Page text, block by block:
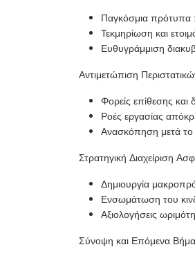
Παγκόσμια πρότυπα
Τεκμηρίωση και
Ευθυγράμμιση
Αντιμετώπιση
Φορείς επίθεσης και
Ροές εργασίας
Ανασκόπηση μετά το
Στρατηγική Διαχείριση
Δημιουργία
Ενσωμάτωση του
Αξιολογήσεις
Σύνοψη και Επόμενα